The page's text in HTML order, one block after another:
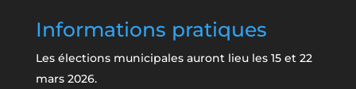
Informations pratiques
Les élections municipales auront lieu les 15 et 22
mars 2026.